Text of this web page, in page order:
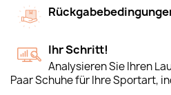
Ihr Schritt!
Analysieren Sie Ihren
Paar Schuhe für Ihre Sportart,